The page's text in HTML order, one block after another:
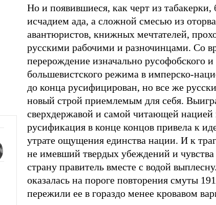
Но и появившиеся, как черт из
исчадием ада, а сложной смесью из
авантюристов, книжных мечтателей,
русскими рабочими и разночинцами. Со
перерождение изначально русофобского
большевистского режима в имперско-
до конца русифицирован, но все же
новый строй приемлемым для себя.
сверхдержавой и самой читающей нацией
русификация в конце концов привела к
утрате ощущения единства нации. И к
не имевший твердых убеждений и чувства
страну правитель вместе с водой
оказалась на пороге повторения смуты
пережили ее в гораздо менее кровавом